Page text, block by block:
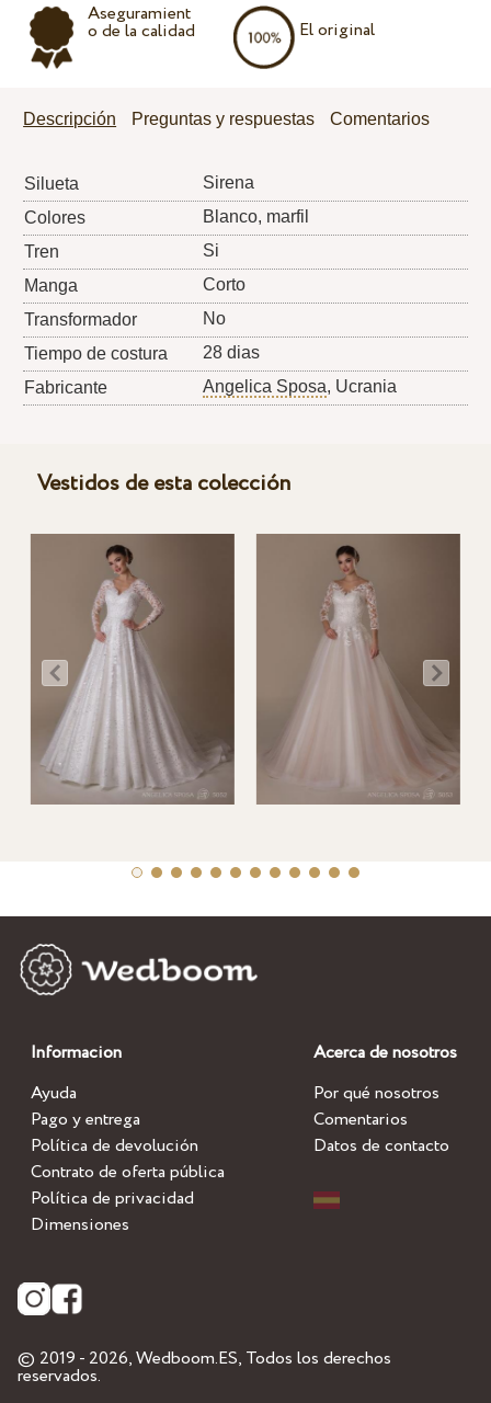
Aseguramient
o de la calidad El original
Descripción Preguntas y respuestas Comentarios
Silueta
Sirena
Colores
Blanco, marfil
Tren
Si
Manga
Corto
Transformador
No
Tiempo de costura
28 dias
Fabricante
Angelica Sposa, Ucrania
Vestidos de esta colección
Informacion
Ayuda
Pago y entrega
Política de devolución
Contrato de oferta pública
Política de privacidad
Dimensiones
Acerca de nosotros
Por qué nosotros
Comentarios
Datos de contacto
© 2019 - 2026,Wedboom.ES, Todos los derechos
reservados.